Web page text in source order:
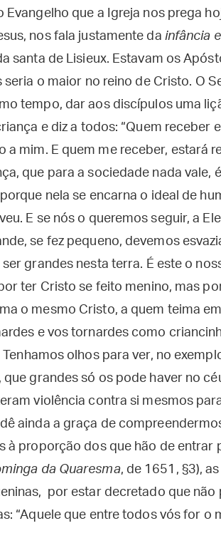
Evangelho que a Igreja nos prega
nos fala justamente da infância
santa de Lisieux. Estavam os
seria o maior no reino de Cristo. O
tempo, dar aos discípulos uma
e diz a todos: “Quem receber
a mim. E quem me receber, estará
que para a sociedade nada vale,
nela se encarna o ideal de
E se nós o queremos seguir, a
se fez pequeno, devemos
grandes nesta terra. É este o
ter Cristo se feito menino, mas
o mesmo Cristo, a quem teima
e vos tornardes como
Tenhamos olhos para ver, no
que grandes só os pode haver no
violência contra si mesmos
ainda a graça de
à proporção dos que hão de entrar
da Quaresma, de 1651, §3),
por estar decretado que não
“Aquele que entre todos vós for o